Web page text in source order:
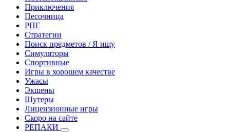
Приключения
Песочница
РПГ
Стратегии
Поиск предметов / Я ищу
Симуляторы
Спортивные
Игры в хорошем качестве
Ужасы
Экшены
Шутеры
Лицензионные игры
Скоро на сайте
РЕПАКИ